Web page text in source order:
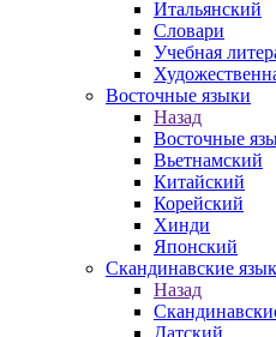
Итальянский
Словари
Учебная
Восточные языки
Назад
Восточные
Вьетнамский
Китайский
Корейский
Хинди
Японский
Скандинавские
Назад
Датский